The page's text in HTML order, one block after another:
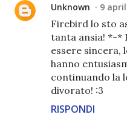
Unknown 9
Firebird lo sto
tanta ansia! *-*
essere sincera,
hanno
continuando la
divorato! :3
RISPONDI